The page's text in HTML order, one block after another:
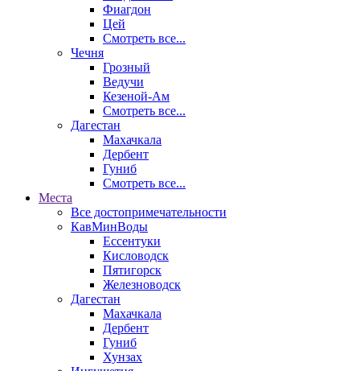
Фиагдон
Цей
Смотреть все...
Чечня
Грозный
Ведучи
Кезеной-Ам
Смотреть все...
Дагестан
Махачкала
Дербент
Гуниб
Смотреть все...
Места
Все достопримечательности
КавМинВоды
Ессентуки
Кисловодск
Пятигорск
Железноводск
Дагестан
Махачкала
Дербент
Гуниб
Хунзах